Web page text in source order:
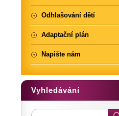
Odhlašování dětí
Adaptační plán
Napište nám
Vyhledávání